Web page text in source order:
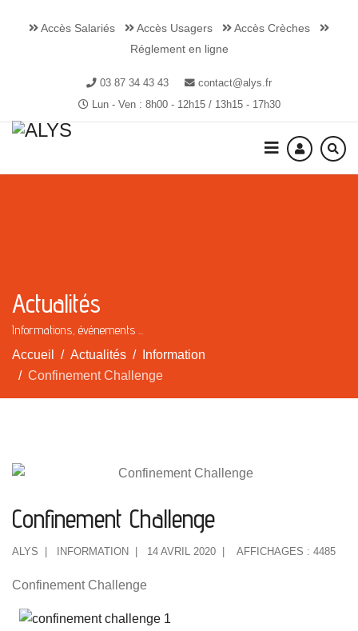
Accès Salariés Accès Usagers
Accès Crèches
Réglement en ligne
03 87 34 43 43
contact@alys.fr
Lun - Ven : 8h00 - 12h15 / 13h15 - 17h30
Actualités
Informations, événements ...
Accueil Actualités
Information
Confinement Challenge
Confinement Challenge
ALYS INFORMATION 14 AVRIL 2020 AFFICHAGES : 4485
Confinement Challenge